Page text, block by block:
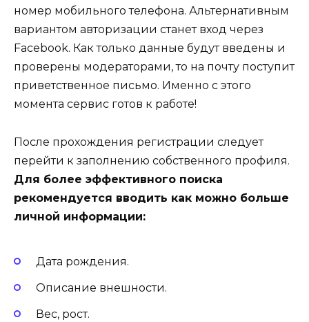
номер мобильного телефона. Альтернативным
вариантом авторизации станет вход через
Facebook. Как только данные будут введены и
проверены модераторами, то на почту поступит
приветственное письмо. Именно с этого
момента сервис готов к работе!
После прохождения регистрации следует
перейти к заполнению собственного профиля.
Для более эффективного поиска
рекомендуется вводить как можно больше
личной информации:
Дата рождения.
Описание внешности.
Вес, рост.